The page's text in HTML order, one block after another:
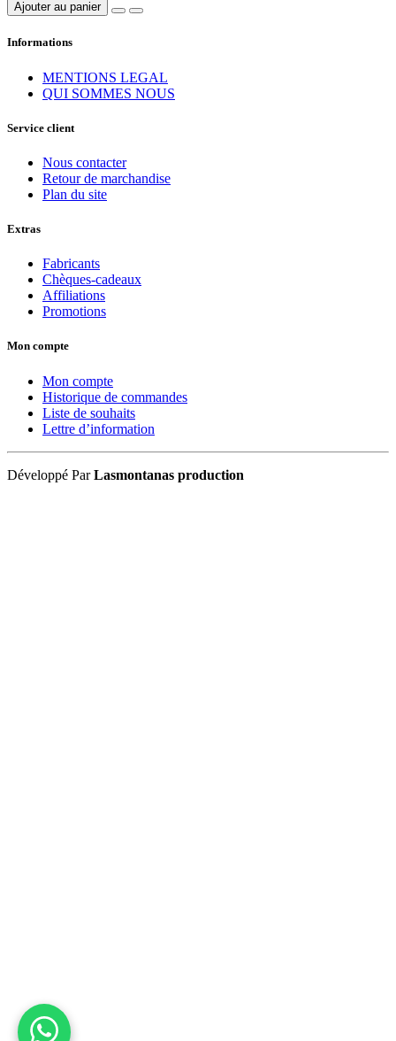
Ajouter au panier
Informations
MENTIONS LEGAL
QUI SOMMES NOUS
Service client
Nous contacter
Retour de marchandise
Plan du site
Extras
Fabricants
Chèques-cadeaux
Affiliations
Promotions
Mon compte
Mon compte
Historique de commandes
Liste de souhaits
Lettre d’information
Développé ParLasmontanas production